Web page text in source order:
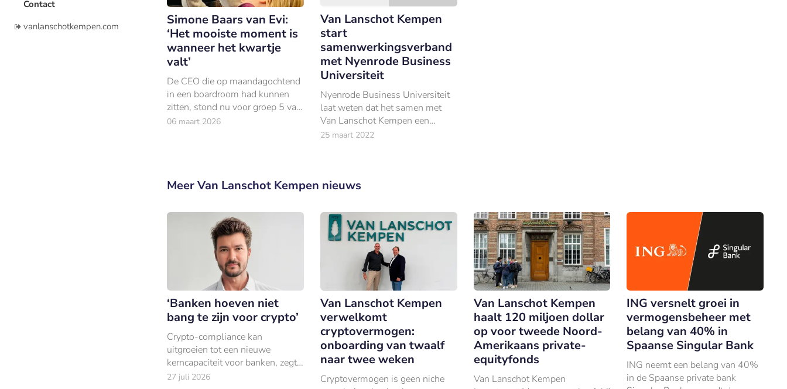
Contact
vanlanschotkempen.com
Simone Baars van Evi:
‘Het mooiste moment is
wanneer het kwartje
valt’
De CEO die op maandagochtend
in een boardroom had kunnen
zitten, stond nu voor groep 5 van
een basisschool in Amsterdam-
06 maart 2026
Van Lanschot Kempen
start
samenwerkingsverband
met Nyenrode Business
Universiteit
Nyenrode Business Universiteit
laat weten dat het samen met
Van Lanschot Kempen een
samenwerkingsverband heeft
25 maart 2022
Meer Van Lanschot Kempen nieuws
‘Banken hoeven niet
bang te zijn voor crypto’
Crypto-compliance kan
uitgroeien tot een nieuwe
kerncapaciteit voor banken, zegt
Dennis Wohlfarth,
27 juli 2026
Van Lanschot Kempen
verwelkomt
cryptovermogen:
onboarding van twaalf
naar twee weken
Cryptovermogen is geen niche
Van Lanschot Kempen
haalt 120 miljoen dollar
op voor tweede Noord-
Amerikaans private-
equityfonds
Van Lanschot Kempen
ING versnelt groei in
vermogensbeheer met
belang van 40% in
Spaanse Singular Bank
ING neemt een belang van 40%
in de Spaanse private bank